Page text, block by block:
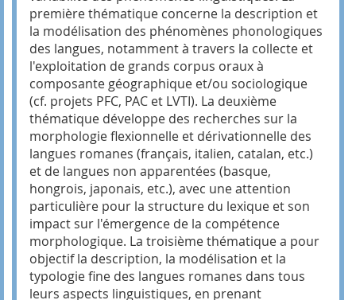
première thématique concerne la description et
la modélisation des phénomènes phonologiques
des langues, notamment à travers la collecte et
l'exploitation de grands corpus oraux à
composante géographique et/ou sociologique
(cf. projets PFC, PAC et LVTI). La deuxième
thématique développe des recherches sur la
morphologie flexionnelle et dérivationnelle des
langues romanes (français, italien, catalan, etc.)
et de langues non apparentées (basque,
hongrois, japonais, etc.), avec une attention
particulière pour la structure du lexique et son
impact sur l'émergence de la compétence
morphologique. La troisième thématique a pour
objectif la description, la modélisation et la
typologie fine des langues romanes dans tous
leurs aspects linguistiques, en prenant